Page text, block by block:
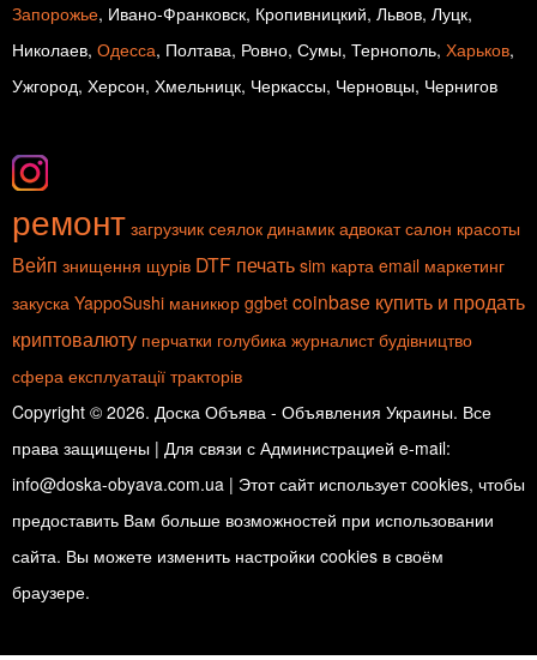
Запорожье, Ивано-Франковск, Кропивницкий, Львов, Луцк,
Николаев, Одесса, Полтава, Ровно, Сумы, Тернополь, Харьков,
Ужгород, Херсон, Хмельницк, Черкассы, Черновцы, Чернигов
ремонт загрузчик сеялок динамик адвокат салон красоты
Вейп знищення щурів DTF печать sim карта email маркетинг
закуска YappoSushi маникюр ggbet coinbase купить и продать
криптовалюту перчатки голубика журналист будівництво
сфера експлуатації тракторів
Copyright © 2026. Доска Объява - Объявления Украины. Все
права защищены | Для связи с Администрацией e-mail:
info@doska-obyava.com.ua | Этот сайт использует cookies, чтобы
предоставить Вам больше возможностей при использовании
сайта. Вы можете изменить настройки cookies в своём
браузере.